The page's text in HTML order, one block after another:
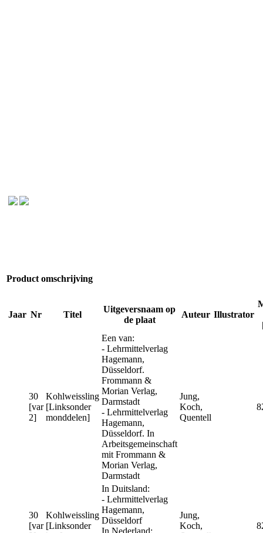
Product omschrijving
Jaar Nr Titel
Uitgeversnaam op
de plaat
Auteur Illustrator
30
[var
2]
Kohlweissling
[Linksonder
monddelen]
Een van:
- Lehrmittelverlag
Hagemann,
Düsseldorf.
Frommann &
Morian Verlag,
Darmstadt
- Lehrmittelverlag
Hagemann,
Düsseldorf. In
Arbeitsgemeinschaft
mit Frommann &
Morian Verlag,
Darmstadt
Jung,
Koch,
Quentell
30
[var
Kohlweissling
[Linksonder
In Duitsland:
- Lehrmittelverlag
Hagemann,
Düsseldorf
In Nederland:
Jung,
Koch,